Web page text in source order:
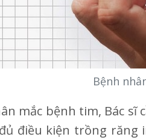
Bệnh
mắc bệnh tim, Bác
điều kiện trồng